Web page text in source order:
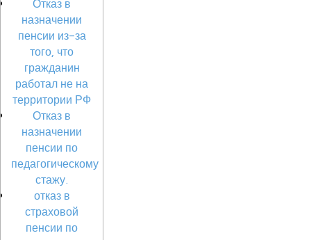
назначении
пенсии из-за
того, что
гражданин
работал не на
территории РФ
Отказ в
назначении
пенсии по
педагогическому
стажу.
отказ в
страховой
пенсии по